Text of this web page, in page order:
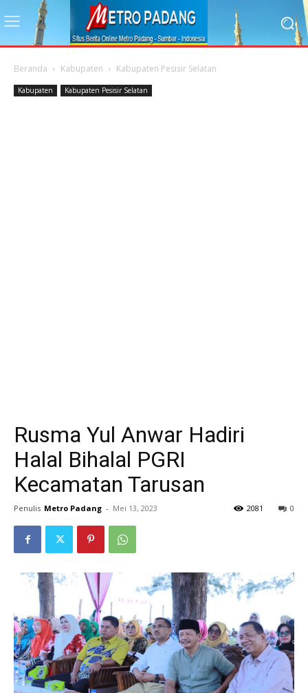
Beranda Kabupaten Kabupaten Pesisir Selatan
Kabupaten Kabupaten Pesisir Selatan
Rusma Yul Anwar Hadiri
Halal Bihalal PGRI
Kecamatan Tarusan
Penulis Metro Padang - Mei 13, 2023 0
2081